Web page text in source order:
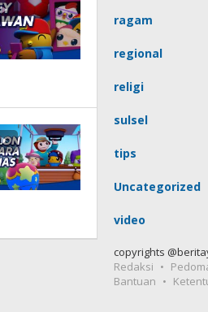
ragam
regional
religi
sulsel
tips
Uncategorized
video
copyrights
Redaksi
Bantuan